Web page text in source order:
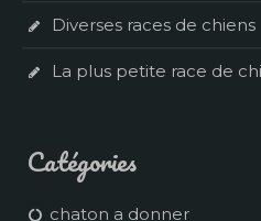
Diverses races de chiens
La plus petite race de
Catégories
chaton a donner